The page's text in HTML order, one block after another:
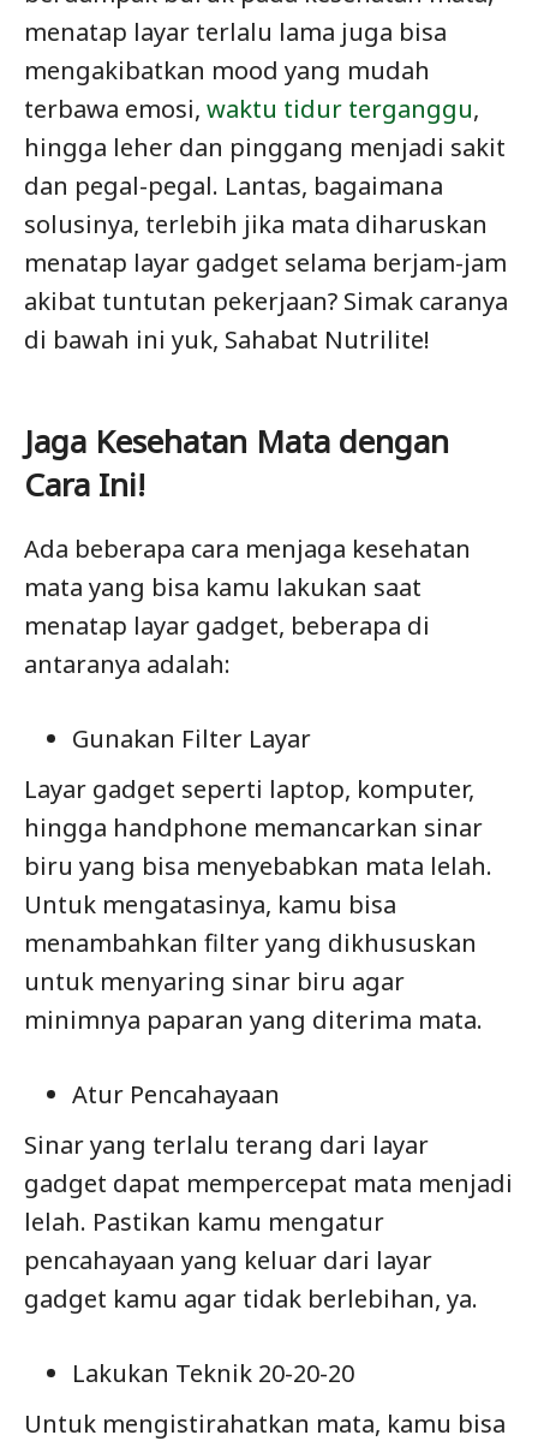
menatap layar terlalu lama juga bisa
mengakibatkan mood yang mudah
terbawa emosi, waktu tidur terganggu,
hingga leher dan pinggang menjadi sakit
dan pegal-pegal. Lantas, bagaimana
solusinya, terlebih jika mata diharuskan
menatap layar gadget selama berjam-jam
akibat tuntutan pekerjaan? Simak caranya
di bawah ini yuk, Sahabat Nutrilite!
Jaga Kesehatan Mata dengan
Cara Ini!
Ada beberapa cara menjaga kesehatan
mata yang bisa kamu lakukan saat
menatap layar gadget, beberapa di
antaranya adalah:
Gunakan Filter Layar
Layar gadget seperti laptop, komputer,
hingga handphone memancarkan sinar
biru yang bisa menyebabkan mata lelah.
Untuk mengatasinya, kamu bisa
menambahkan filter yang dikhususkan
untuk menyaring sinar biru agar
minimnya paparan yang diterima mata.
Atur Pencahayaan
Sinar yang terlalu terang dari layar
gadget dapat mempercepat mata menjadi
lelah. Pastikan kamu mengatur
pencahayaan yang keluar dari layar
gadget kamu agar tidak berlebihan, ya.
Lakukan Teknik 20-20-20
Untuk mengistirahatkan mata, kamu bisa